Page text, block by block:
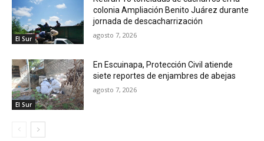
El Sur
colonia Ampliación Benito Juárez durante
jornada de descacharrización
agosto 7, 2026
El Sur
En Escuinapa, Protección Civil atiende
siete reportes de enjambres de abejas
agosto 7, 2026